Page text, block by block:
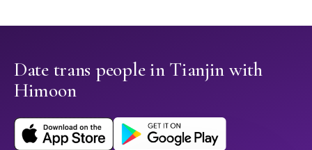
Date trans people in Tianjin with
Himoon